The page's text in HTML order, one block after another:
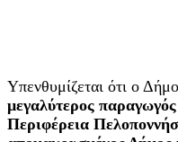
Υπενθυμίζεται ότι ο
μεγαλύτερος
Περιφέρεια